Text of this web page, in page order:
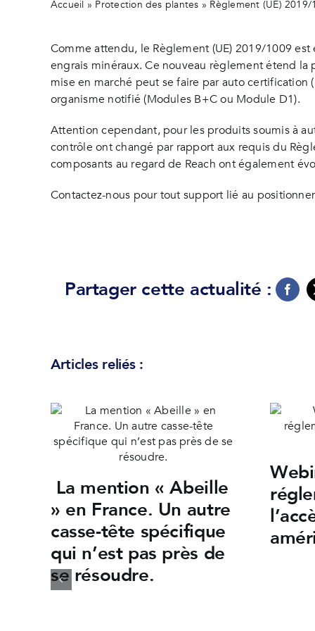
Accueil » Protection des plantes » Règlement (UE)
Comme attendu, le Règlement (UE) 2019/1009
engrais minéraux. Ce nouveau règlement étend
mise en marché peut se faire par auto
organisme notifié (Modules B+C ou Module D1).
Attention cependant, pour les produits soumis à
contrôle ont changé par rapport aux requis du
composants au regard de Reach ont également
Contactez-nous pour tout support lié au
Partager cette actualité :
Articles reliés :
La mention « Abeille
» en France. Un autre
casse-tête spécifique
qui n’est pas près de
se résoudre.